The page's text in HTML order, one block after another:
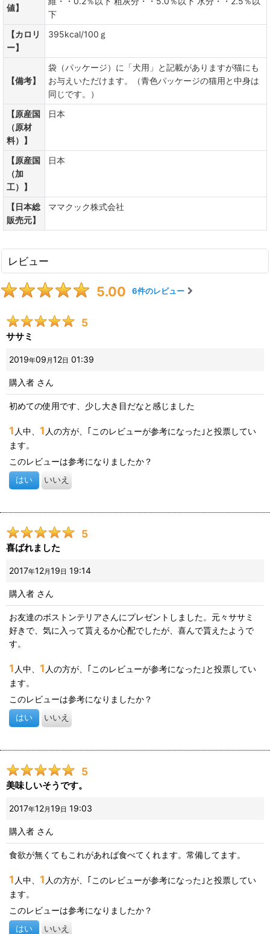
値】
下
【カロリ
ー】
395kcal/100ｇ
【備考】
袋（パッケージ）に「犬用」と記載がありますが猫にも
お与えいただけます。（青色パッケージの猫用と中身は
同じです。）
【原産国
（原材
料）】
日本
【原産国
（加
工）】
日本
【日本総
販売元】
ママクック株式会社
レビュー
5.00 6件のレビュー
5
ササミ
2019年09 月12日 01:39
購入者 さん
初めての使用です、少し大き目だなと感じました
1 人中、 1 人の方が、｢このレビューが参考になった｣と投票してい
ます。
このレビューは参考になりましたか？
はい いいえ
5
喜ばれました
2017年12月19日 19:14
購入者 さん
お友達のボストンテリアさんにプレゼントしました。元々ササミ
好きで、気に入って貰えるか心配でしたが、喜んで貰えたようで
す。
1 人中、 1 人の方が、｢このレビューが参考になった｣と投票してい
ます。
このレビューは参考になりましたか？
はい いいえ
5
美味しいそうです。
2017年12月19日 19:03
購入者 さん
食欲が無くてもこれがあれば食べてくれます。常備してます。
1 人中、 1 人の方が、｢このレビューが参考になった｣と投票してい
ます。
このレビューは参考になりましたか？
はい いいえ